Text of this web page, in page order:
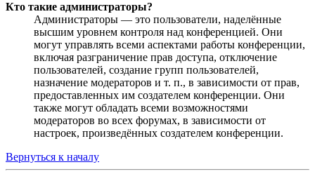
Кто такие администраторы?
Администраторы — это пользователи, наделённые
высшим уровнем контроля над конференцией. Они
могут управлять всеми аспектами работы конференции,
включая разграничение прав доступа, отключение
пользователей, создание групп пользователей,
назначение модераторов и т. п., в зависимости от прав,
предоставленных им создателем конференции. Они
также могут обладать всеми возможностями
модераторов во всех форумах, в зависимости от
настроек, произведённых создателем конференции.
Вернуться к началу